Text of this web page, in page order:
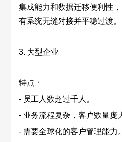
集成能力和数据迁移便利性
有系统无缝对接并平稳过渡。
3. 大型企业
特点：
- 员工人数超过千人。
- 业务流程复杂，客户数量庞
- 需要全球化的客户管理能力。